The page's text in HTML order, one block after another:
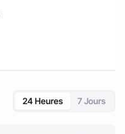
24 Heures 7 Jours